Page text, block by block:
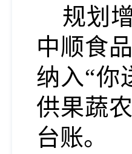
规划
中顺食
纳入“你
供果蔬
台账。